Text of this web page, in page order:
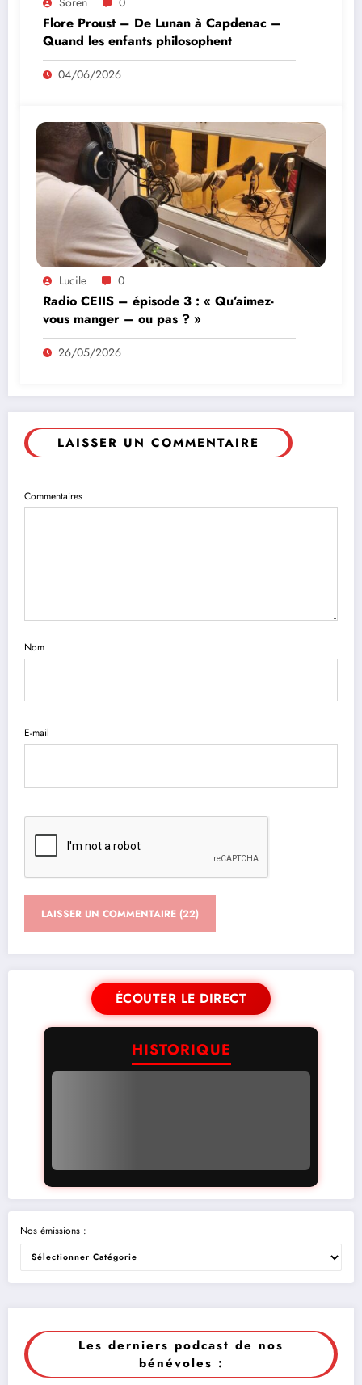
Flore Proust – De Lunan à Capdenac –
Quand les enfants philosophent
04/06/2026
Lucile 0
Radio CEIIS – épisode 3 : « Qu’aimez-
vous manger – ou pas ? »
26/05/2026
LAISSER UN COMMENTAIRE
Commentaires
Nom
E-mail
ÉCOUTER LE DIRECT
HISTORIQUE
Nos émissions :
Les derniers podcast de nos
bénévoles :